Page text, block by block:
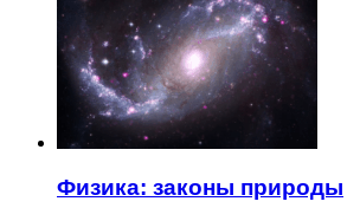
Физика: законы природы